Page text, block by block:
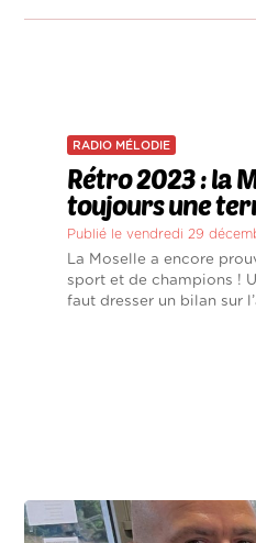
RADIO MÉLODIE
Rétro 2023 : la
toujours une
Publié le vendredi 29
La Moselle a encore
sport et de champions !
faut dresser un bilan sur